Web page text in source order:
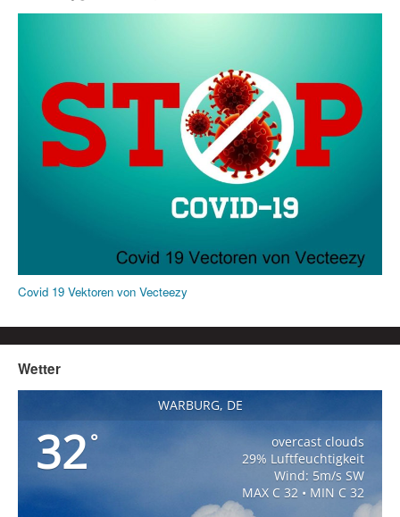
Covid 19 Vektoren von Vecteezy
Wetter
WARBURG, DE
32°
overcast clouds
29% Luftfeuchtigkeit
Wind: 5m/s SW
MAX C 32 • MIN C 32